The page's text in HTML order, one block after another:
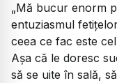
„Mă bucur enorm
entuziasmul
ceea ce fac este
Așa că le doresc
să se uite în sală,